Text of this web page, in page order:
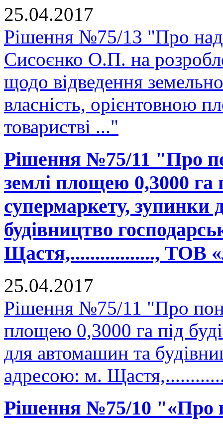
25.04.2017
Рішення №75/13 "Про
Сисоєнко О.П. на
щодо відведення
власність, орієнтовною
товаристві ..."
Рішення №75/11 "Про
землі площею 0,3000 га
супермаркету,
будівництво
Щастя,................., ТОВ
25.04.2017
Рішення №75/11 "Про
площею 0,3000 га під
для автомашин та
адресою: м.
Рішення №75/10 "«Про